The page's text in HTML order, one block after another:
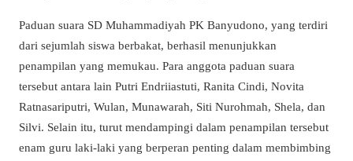
Paduan suara SD Muhammadiyah PK Banyudono, yang terdiri
dari sejumlah siswa berbakat, berhasil menunjukkan
penampilan yang memukau. Para anggota paduan suara
tersebut antara lain Putri Endriiastuti, Ranita Cindi, Novita
Ratnasariputri, Wulan, Munawarah, Siti Nurohmah, Shela, dan
Silvi. Selain itu, turut mendampingi dalam penampilan tersebut
enam guru laki-laki yang berperan penting dalam membimbing